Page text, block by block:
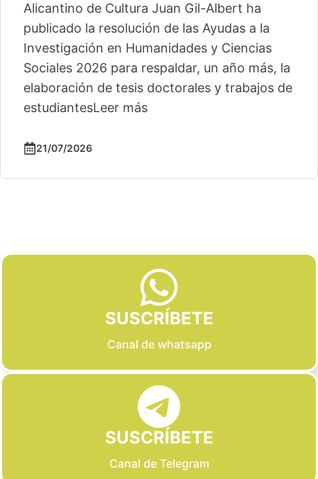
Alicantino de Cultura Juan Gil-Albert ha
publicado la resolución de las Ayudas a la
Investigación en Humanidades y Ciencias
Sociales 2026 para respaldar, un año más, la
elaboración de tesis doctorales y trabajos de
estudiantesLeer más
21/07/2026
SUSCRÍBETE
Canal de whatsapp
SUSCRÍBETE
Canal de Telegram